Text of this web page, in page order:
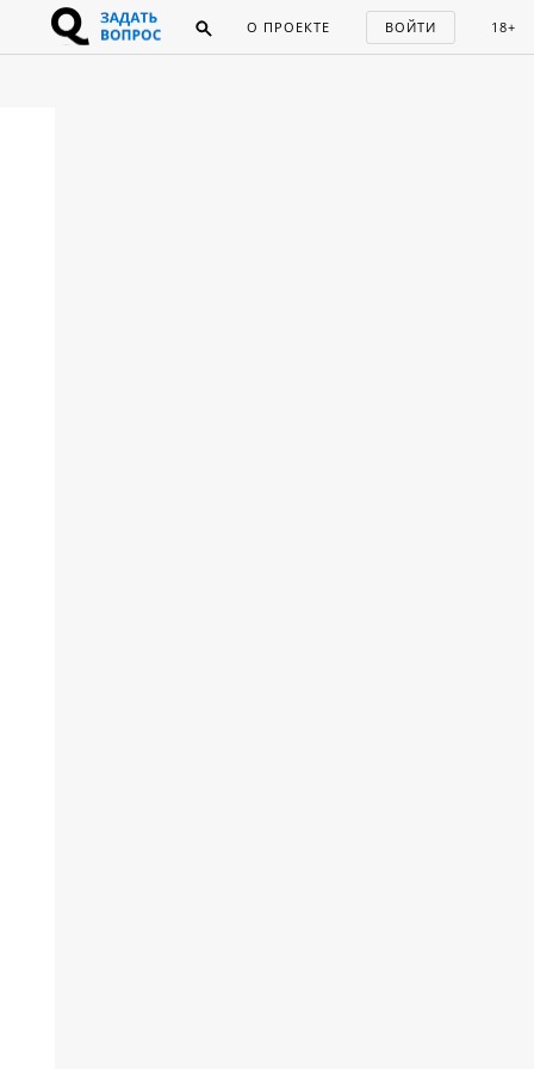
О ПРОЕКТЕ ВОЙТИ 18+